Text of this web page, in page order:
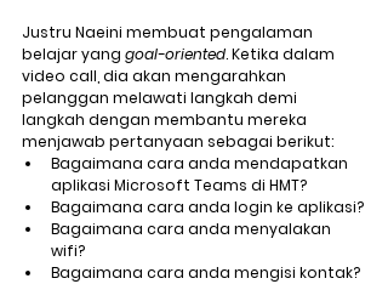
Justru Naeini membuat pengalaman
belajar yang goal-oriented. Ketika dalam
video call, dia akan mengarahkan
pelanggan melawati langkah demi
langkah dengan membantu mereka
menjawab pertanyaan sebagai berikut:
Bagaimana cara anda mendapatkan
aplikasi Microsoft Teams di HMT?
Bagaimana cara anda login ke aplikasi?
Bagaimana cara anda menyalakan
wifi?
Bagaimana cara anda mengisi kontak?